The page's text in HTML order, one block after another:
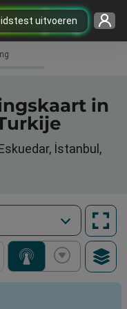
uitvoeren
in
İstanbul,